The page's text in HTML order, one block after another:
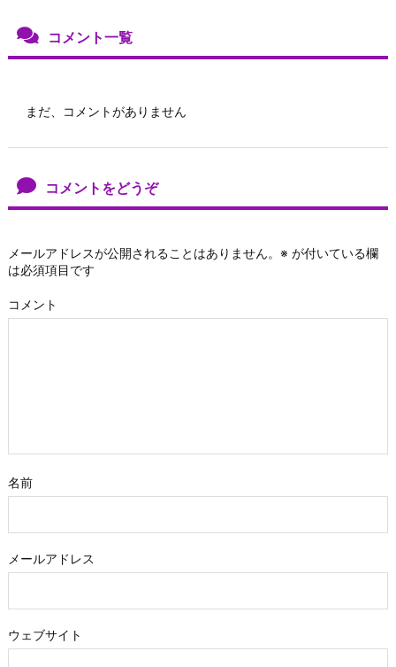
コメント一覧
まだ、コメントがありません
コメントをどうぞ
メールアドレスが公開されることはありません。 ※ が付いている欄
は必須項目です
コメント
名前
メールアドレス
ウェブサイト